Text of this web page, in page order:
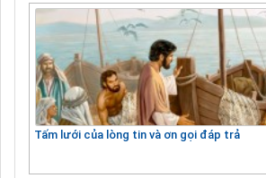
Tấm lưới của lòng tin và ơn gọi đáp trả